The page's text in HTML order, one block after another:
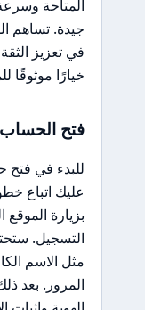
المتاحة
جيدة. تساهم
خيارًا موثوقًا
فتح الحساب
عليك اتباع
التسجيل.
مثل الاسم
المرور. بعد